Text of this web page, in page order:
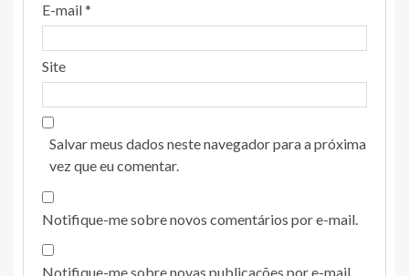
E-mail*
Site
Salvar meus dados neste navegador para a próxima
vez que eu comentar.
Notifique-me sobre novos comentários por e-mail.
Notifique-me sobre novas publicações por e-mail.